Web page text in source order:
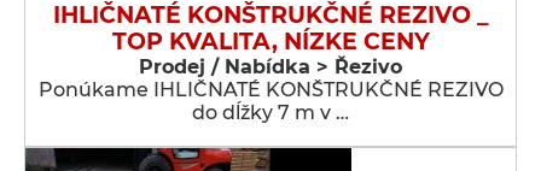
IHLIČNATÉ KONŠTRUKČNÉ REZIVO _
TOP KVALITA, NÍZKE CENY
Prodej / Nabídka > Řezivo
Ponúkame IHLIČNATÉ KONŠTRUKČNÉ REZIVO
do dĺžky 7 m v …